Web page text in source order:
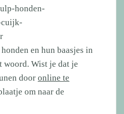
en hun baasjes in
woord. Wist je dat je
door online te
om naar de